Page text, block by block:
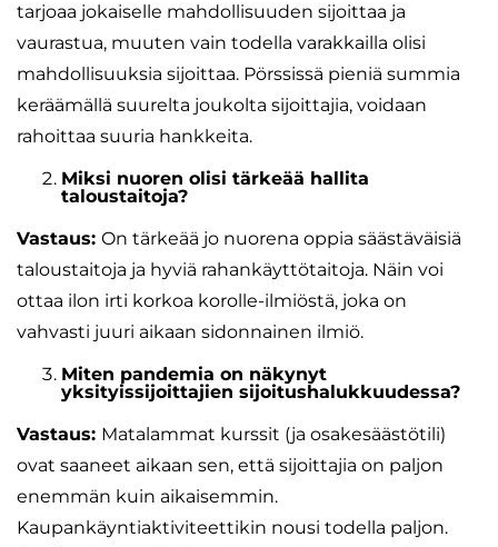
tarjoaa jokaiselle mahdollisuuden sijoittaa ja
vaurastua, muuten vain todella varakkailla olisi
mahdollisuuksia sijoittaa. Pörssissä pieniä summia
keräämällä suurelta joukolta sijoittajia, voidaan
rahoittaa suuria hankkeita.
Miksi nuoren olisi tärkeää hallita
taloustaitoja?
Vastaus: On tärkeää jo nuorena oppia säästäväisiä
taloustaitoja ja hyviä rahankäyttötaitoja. Näin voi
ottaa ilon irti korkoa korolle-ilmiöstä, joka on
vahvasti juuri aikaan sidonnainen ilmiö.
Miten pandemia on näkynyt
yksityissijoittajien sijoitushalukkuudessa?
Vastaus: Matalammat kurssit (ja osakesäästötili)
ovat saaneet aikaan sen, että sijoittajia on paljon
enemmän kuin aikaisemmin.
Kaupankäyntiaktiviteettikin nousi todella paljon.